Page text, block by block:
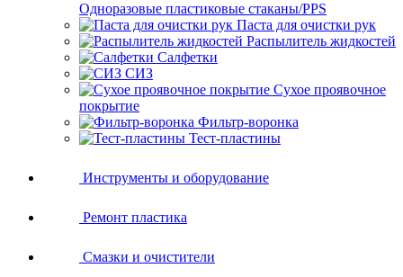
Одноразовые пластиковые стаканы/PPS
Паста для очистки рук
Распылитель жидкостей
Салфетки
СИЗ
Сухое проявочное
покрытие
Фильтр-воронка
Тест-пластины
Инструменты и оборудование
Ремонт пластика
Смазки и очистители